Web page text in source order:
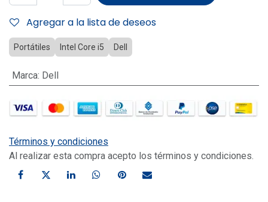
Agregar a la lista de deseos
Portátiles Intel Core i5 Dell
Marca: Dell
Términos y condiciones
Al realizar esta compra acepto los términos y condiciones.